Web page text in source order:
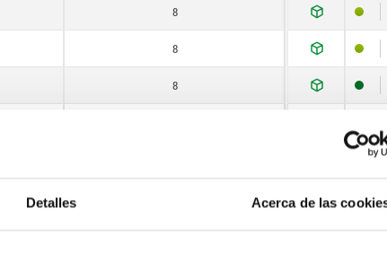
Detalles Acerca de las
8
8
8
10